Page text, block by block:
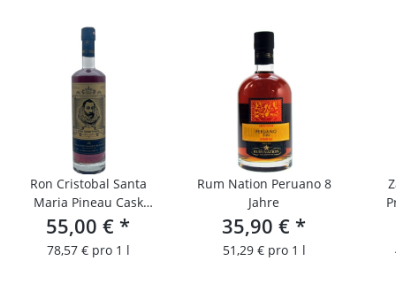
Ron Cristobal Santa
Maria Pineau Cask
Finish
55,00 € *
78,57 € pro 1 l
Rum Nation Peruano 8
Jahre
35,90 € *
51,29 € pro 1 l